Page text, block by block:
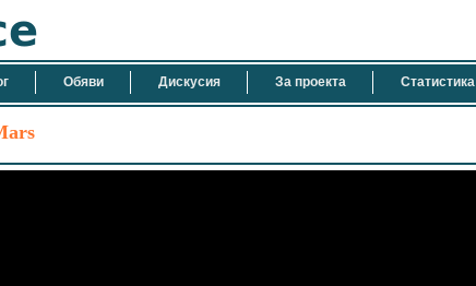
Обяви Дискусия За проекта Статистика